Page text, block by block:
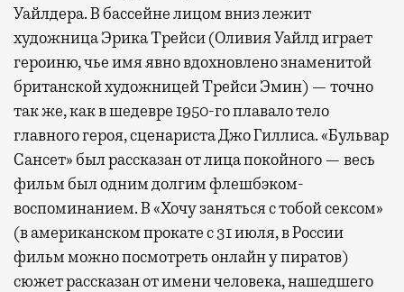
Уайлдера. В бассейне лицом вниз лежит
художница Эрика Трейси (Оливия Уайлд играет
героиню, чье имя явно вдохновлено знаменитой
британской художницей Трейси Эмин) — точно
так же, как в шедевре 1950-го плавало тело
главного героя, сценариста Джо Гиллиса. «Бульвар
Сансет» был рассказан от лица покойного — весь
фильм был одним долгим флешбэком-
воспоминанием. В «Хочу заняться с тобой сексом»
(в американском прокате с 31 июля, в России
фильм можно посмотреть онлайн у пиратов)
сюжет рассказан от имени человека, нашедшего